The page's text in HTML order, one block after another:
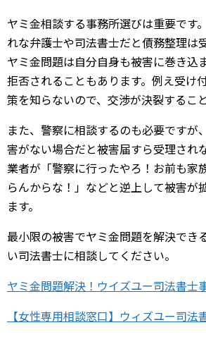
ヤミ金相談する事務所選びは重要です
れな弁護士や司法書士だと債務整理は
ヤミ金問題は自分自身も被害に巻き込
拒否されることもあります。例え受け
策を知らないので、交渉が決裂するこ
また、警察に相談するのも必要ですが
害がない場合だと被害届すら受理され
業者が「警察に行ったやろ！お前も家
らんからな！」などと逆上して被害が
ます。
最小限の被害でヤミ金問題を解決でき
い司法書士に相談してください。
ヤミ金問題解決！ウイズユー司法書士
【女性専用相談窓口】ウィズユー司法